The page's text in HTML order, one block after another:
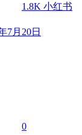
1.8K 小红书
7月20日
0